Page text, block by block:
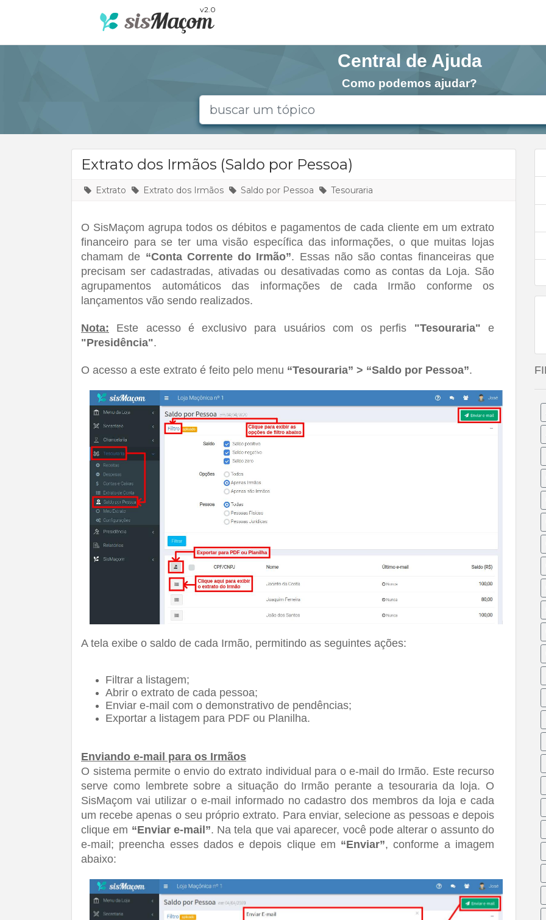
v2.0
Central de Ajuda
Como podemos ajudar?
Extrato dos Irmãos (Saldo por Pessoa)
Extrato Extrato dos Irmãos Saldo por Pessoa Tesouraria
O SisMaçom agrupa todos os débitos e pagamentos de cada cliente em um extrato
financeiro para se ter uma visão específica das informações, o que muitas lojas
chamam de “Conta Corrente do Irmão”. Essas não são contas financeiras que
precisam ser cadastradas, ativadas ou desativadas como as contas da Loja. São
agrupamentos automáticos das informações de cada Irmão conforme os
lançamentos vão sendo realizados.
Nota: Este acesso é exclusivo para usuários com os perfis "Tesouraria"
"Presidência".
O acesso a este extrato é feito pelo menu “Tesouraria” > “Saldo por Pessoa”.
A tela exibe o saldo de cada Irmão, permitindo as seguintes ações:
Filtrar a listagem;
Abrir o extrato de cada pessoa;
Enviar e-mail com o demonstrativo de pendências;
Exportar a listagem para PDF ou Planilha.
Enviando e-mail para os Irmãos
O sistema permite o envio do extrato individual para o e-mail do Irmão. Este recurso
serve como lembrete sobre a situação do Irmão perante a tesouraria da loja. O
SisMaçom vai utilizar o e-mail informado no cadastro dos membros da loja e cada
um recebe apenas o seu próprio extrato. Para enviar, selecione as pessoas e depois
clique em “Enviar e-mail”. Na tela que vai aparecer, você pode alterar o assunto do
e-mail; preencha esses dados e depois clique em “Enviar”, conforme a imagem
abaixo: